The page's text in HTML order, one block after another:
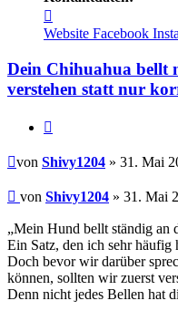
von
Shivy1204
Website Facebook
Dein Chihuahua bellt
verstehen statt nur
Beitrag
von Shivy1204 » 31. Mai
Beitrag
von Shivy1204 » 31. Mai
„Mein Hund bellt ständig an
Ein Satz, den ich sehr häufig
Doch bevor wir darüber
können, sollten wir zuerst
Denn nicht jedes Bellen hat